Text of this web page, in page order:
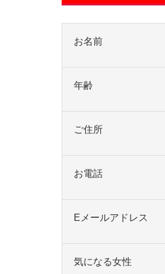
お名前
年齢
ご住所
お電話
Eメールアドレス
気になる女性